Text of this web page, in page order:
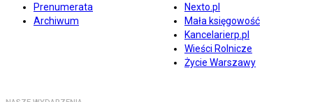
Prenumerata
Archiwum
Nexto.pl
Mała księgowość
Kancelarierp.pl
Wieści Rolnicze
Życie Warszawy